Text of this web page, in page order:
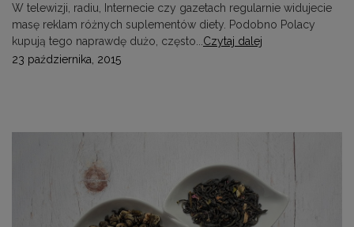
W telewizji, radiu, Internecie czy gazetach regularnie widujecie
masę reklam różnych suplementów diety. Podobno Polacy
kupują tego naprawdę dużo, często... Czytaj dalej
23 października, 2015